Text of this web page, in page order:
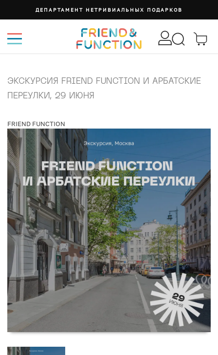
ДЕПАРТАМЕНТ НЕТРИВИАЛЬНЫХ ПОДАРКОВ
ЭКСКУРСИЯ FRIEND FUNCTION И АРБАТСКИЕ
ПЕРЕУЛКИ, 29 ИЮНЯ
FRIEND FUNCTION